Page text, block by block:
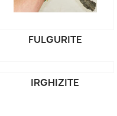
FULGURITE
IRGHIZITE